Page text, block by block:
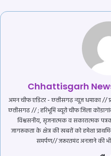
Chhattisgarh
अमन चीफ एडिटर - छत्तीसगढ़ न्यूज़ धमाका //
छत्तीसगढ // ; हरिभूमि ब्यूरो चीफ जिला
विश्वसनीय, सृजनात्मक व सकारात्मक
जागरूकता के क्षेत्र की खबरों को हमेशा
समर्पण// जरूरतमंद अनजाने की